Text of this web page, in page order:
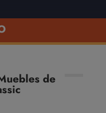
de